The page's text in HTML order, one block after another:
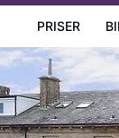
PRISER